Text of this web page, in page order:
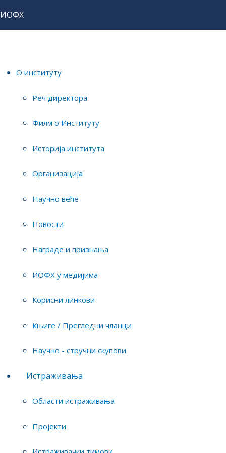
ИОФХ
О институту
Реч директора
Филм о Институту
Историја института
Организација
Научно веће
Новости
Награде и признања
ИОФХ у медијима
Корисни линкови
Књиге / Прегледни чланци
Научно - стручни скупови
Истраживања
Области истраживања
Пројекти
Марина Јовановић
Телефон:---
Преузмите: CV истраживача
Тим истраживача
Биотехнологија
ангажован
PoC 5786: Development of low-energy jelly drops